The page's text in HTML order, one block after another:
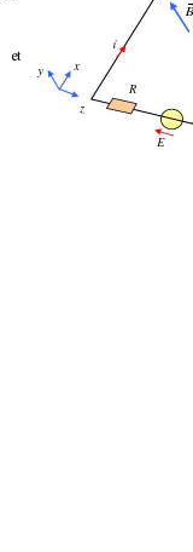
et
  y
x
z
R
E
i